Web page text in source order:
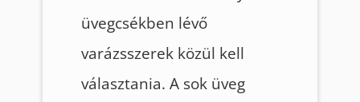
üvegcsékben lévő
varázsszerek közül kell
választania. A sok üveg